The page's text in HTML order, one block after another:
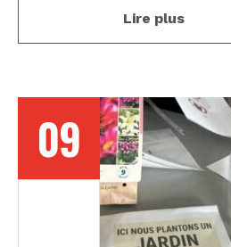
Lire plus
09